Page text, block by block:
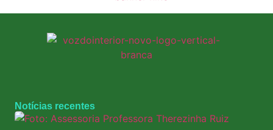
Notícias recentes